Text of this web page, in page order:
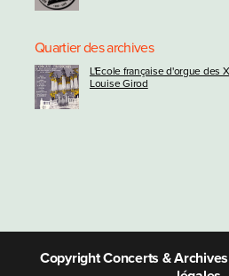
Quartier des archives
L'Ecole française d'orgue des
Louise Girod
Copyright Concerts &